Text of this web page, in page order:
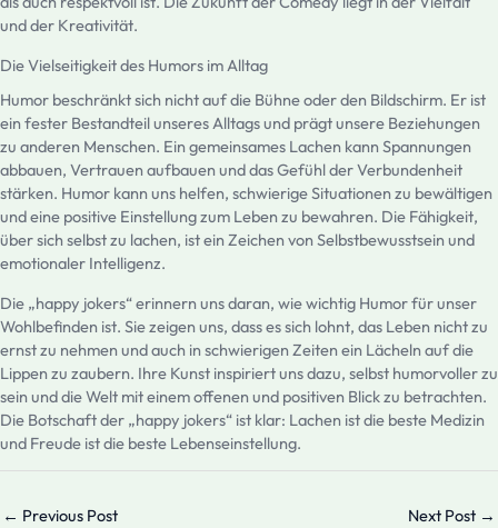
und der Kreativität.
Die Vielseitigkeit des Humors im Alltag
Humor beschränkt sich nicht auf die Bühne oder den Bildschirm. Er ist
ein fester Bestandteil unseres Alltags und prägt unsere Beziehungen
zu anderen Menschen. Ein gemeinsames Lachen kann Spannungen
abbauen, Vertrauen aufbauen und das Gefühl der Verbundenheit
stärken. Humor kann uns helfen, schwierige Situationen zu bewältigen
und eine positive Einstellung zum Leben zu bewahren. Die Fähigkeit,
über sich selbst zu lachen, ist ein Zeichen von Selbstbewusstsein und
emotionaler Intelligenz.
Die „happy jokers“ erinnern uns daran, wie wichtig Humor für unser
Wohlbefinden ist. Sie zeigen uns, dass es sich lohnt, das Leben nicht zu
ernst zu nehmen und auch in schwierigen Zeiten ein Lächeln auf die
Lippen zu zaubern. Ihre Kunst inspiriert uns dazu, selbst humorvoller zu
sein und die Welt mit einem offenen und positiven Blick zu betrachten.
Die Botschaft der „happy jokers“ ist klar: Lachen ist die beste Medizin
und Freude ist die beste Lebenseinstellung.
← Previous Post Next Post →